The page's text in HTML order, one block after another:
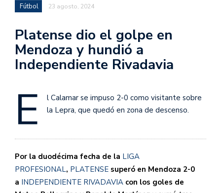
Fútbol 23 agosto, 2024
Platense dio el golpe en
Mendoza y hundió a
Independiente Rivadavia
E
l Calamar se impuso 2-0 como visitante sobre
la Lepra, que quedó en zona de descenso.
Por la duodécima fecha de la LIGA
PROFESIONAL, PLATENSE superó en Mendoza 2-0
a INDEPENDIENTE RIVADAVIA con los goles de